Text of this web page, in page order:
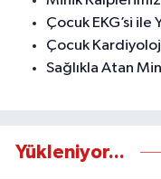
Çocuk EKG’si ile
Çocuk
Sağlıkla Atan
Yükleniyor...